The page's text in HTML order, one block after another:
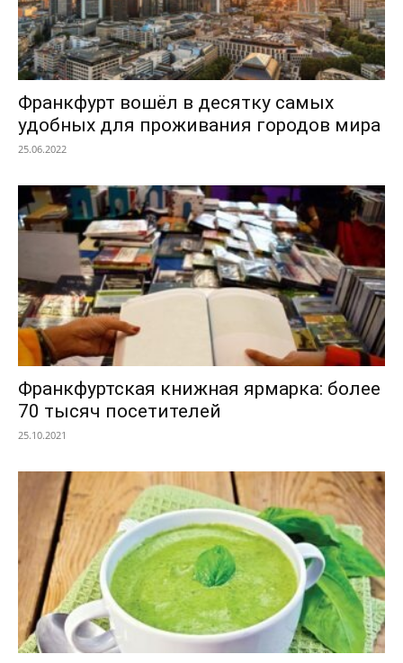
Франкфурт вошёл в десятку самых
удобных для проживания городов мира
25.06.2022
Франкфуртская книжная ярмарка: более
70 тысяч посетителей
25.10.2021